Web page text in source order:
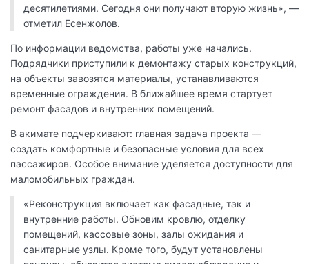
десятилетиями. Сегодня они получают вторую жизнь», —
отметил Есенжолов.
По информации ведомства, работы уже начались.
Подрядчики приступили к демонтажу старых конструкций,
на объекты завозятся материалы, устанавливаются
временные ограждения. В ближайшее время стартует
ремонт фасадов и внутренних помещений.
В акимате подчеркивают: главная задача проекта —
создать комфортные и безопасные условия для всех
пассажиров. Особое внимание уделяется доступности для
маломобильных граждан.
«Реконструкция включает как фасадные, так и
внутренние работы. Обновим кровлю, отделку
помещений, кассовые зоны, залы ожидания и
санитарные узлы. Кроме того, будут установлены